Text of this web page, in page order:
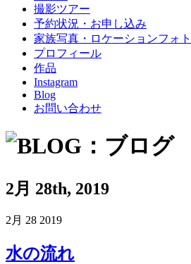
撮影ツアー
予約状況・お申し込み
家族写真・ロケーションフォト
プロフィール
作品
Instagram
Blog
お問い合わせ
2月 28th, 2019
2月 28 2019
水の流れ